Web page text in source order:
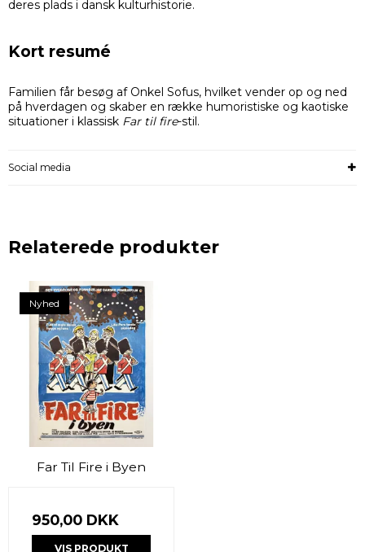
deres plads i dansk kulturhistorie.
Kort resumé
Familien får besøg af Onkel Sofus, hvilket vender op og ned
på hverdagen og skaber en række humoristiske og kaotiske
situationer i klassisk Far til fire-stil.
Social media
Relaterede produkter
Nyhed
Far Til Fire i Byen
950,00 DKK
VIS PRODUKT